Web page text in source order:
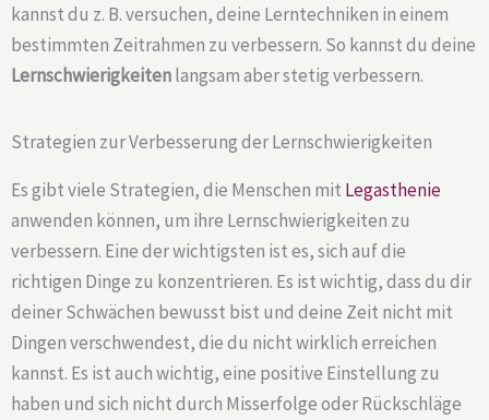
kannst du z. B. versuchen, deine Lerntechniken in einem
bestimmten Zeitrahmen zu verbessern. So kannst du deine
Lernschwierigkeitenlangsam aber stetig verbessern.
Strategien zur Verbesserung der Lernschwierigkeiten
Es gibt viele Strategien, die Menschen mit Legasthenie
anwenden können, um ihre Lernschwierigkeiten zu
verbessern. Eine der wichtigsten ist es, sich auf die
richtigen Dinge zu konzentrieren. Es ist wichtig, dass du dir
deiner Schwächen bewusst bist und deine Zeit nicht mit
Dingen verschwendest, die du nicht wirklich erreichen
kannst. Es ist auch wichtig, eine positive Einstellung zu
haben und sich nicht durch Misserfolge oder Rückschläge